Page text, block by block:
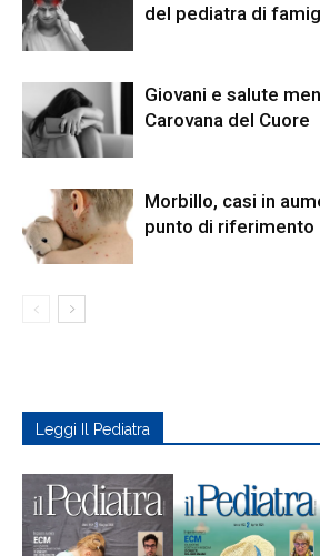
del pediatra di
Giovani e salute
Carovana del Cuore
Morbillo, casi in
punto di riferimento
Leggi Il Pediatra